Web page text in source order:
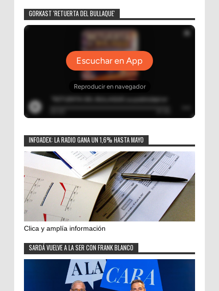
GORKAST 'RETUERTA DEL BULLAQUE'
INFOADEX: LA RADIO GANA UN 1,6% HASTA MAYO
Clica y amplía información
SARDÁ VUELVE A LA SER CON FRANK BLANCO